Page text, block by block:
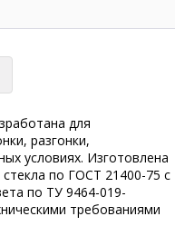
для
разгонки,
условиях. Изготовлена
по ГОСТ 21400-75 с
по ТУ 9464-019-
требованиями